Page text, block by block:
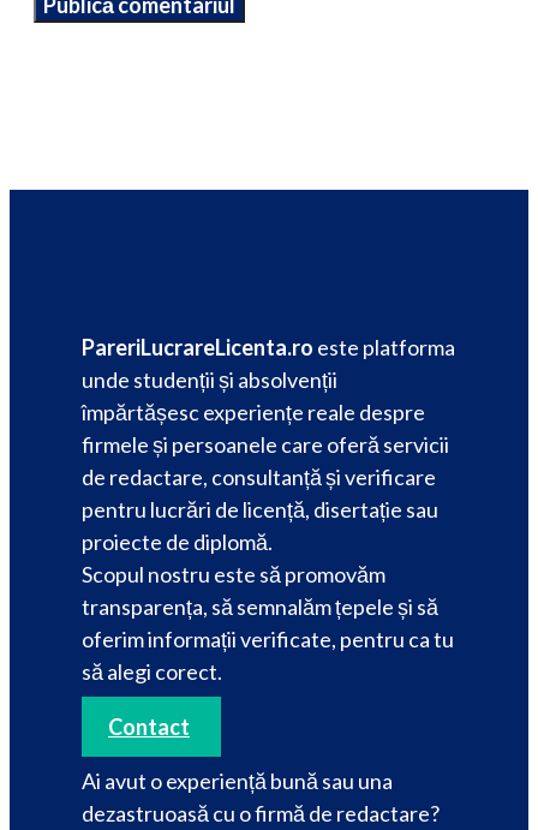
PareriLucrareLicenta.ro este platforma
unde studenții și absolvenții
împărtășesc experiențe reale despre
firmele și persoanele care oferă servicii
de redactare, consultanță și verificare
pentru lucrări de licență, disertație sau
proiecte de diplomă.
Scopul nostru este să promovăm
transparența, să semnalăm țepele și să
oferim informații verificate, pentru ca tu
să alegi corect.
Contact
Ai avut o experiență bună sau una
dezastruoasă cu o firmă de redactare?